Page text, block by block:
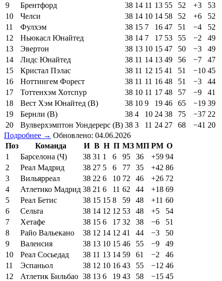
9
Брентфорд 38 14 11 13 55 52 +3
53
10
Челси 38 14 10 14 58 52 +6
52
11
Фулхэм 38 15 7 16 47 51 −4
52
12
Ньюкасл Юнайтед 38 14 7 17 53 55 −2
49
13
Эвертон 38 13 10 15 47 50 −3
49
14
Лидс Юнайтед 38 11 14 13 49 56 −7
47
15
Кристал Пэлас 38 11 12 15 41 51 −10 45
16
Ноттингем Форест 38 11 11 16 48 51 −3
44
17
Тоттенхэм Хотспур 38 10 11 17 48 57 −9
41
18
Вест Хэм Юнайтед (В) 38 10 9 19 46 65 −19 39
19
Бернли (В) 38 4 10 24 38 75 −37 22
20
Вулверхэмптон Уондерерс (В) 38 3 11 24 27 68 −41 20
Подробнее → Обновлено: 04.06.2026
Поз
Команда И В Н П МЗ МП РМ О
1
Барселона (Ч) 38 31 1 6 95 36 +59 94
2
Реал Мадрид 38 27 5 6 77 35 +42 86
3
Вильярреал 38 22 6 10 72 46 +26 72
4
Атлетико Мадрид 38 21 6 11 62 44 +18 69
5
Реал Бетис 38 15 15 8 59 48 +11 60
6
Сельта 38 14 12 12 53 48 +5
54
7
Хетафе 38 15 6 17 32 38 −6
51
8
Райо Вальекано 38 12 14 12 41 44 −3
50
9
Валенсия 38 13 10 15 46 55 −9
49
10
Реал Сосьедад 38 11 13 14 59 61 −2
46
11
Эспаньол 38 12 10 16 43 55 −12 46
12
Атлетик Бильбао 38 13 6 19 43 58 −15 45